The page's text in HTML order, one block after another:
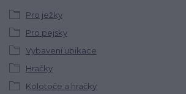
Pro ježky
Pro pejsky
Vybavení ubikace
Hračky
Kolotoče a hračky